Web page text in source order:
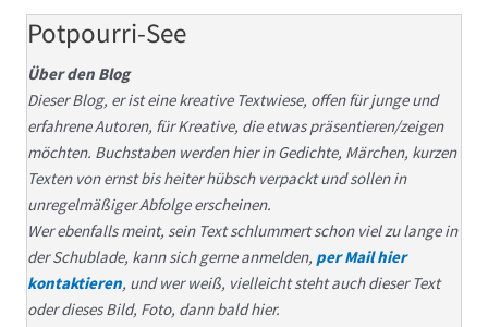
Potpourri-See
Über den Blog
Dieser Blog, er ist eine kreative Textwiese, offen für junge und
erfahrene Autoren, für Kreative, die etwas präsentieren/zeigen
möchten. Buchstaben werden hier in Gedichte, Märchen, kurzen
Texten von ernst bis heiter hübsch verpackt und sollen in
unregelmäßiger Abfolge erscheinen.
Wer ebenfalls meint, sein Text schlummert schon viel zu lange in
der Schublade, kann sich gerne anmelden, per Mail hier
kontaktieren, und wer weiß, vielleicht steht auch dieser Text
oder dieses Bild, Foto, dann bald hier.